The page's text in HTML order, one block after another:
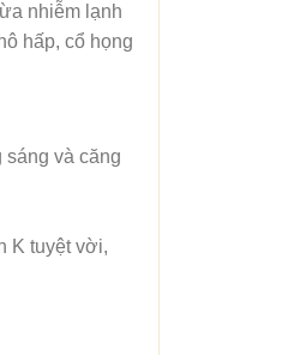
nhiễm lạnh
hấp, cổ họng
sáng và căng
K tuyệt vời,